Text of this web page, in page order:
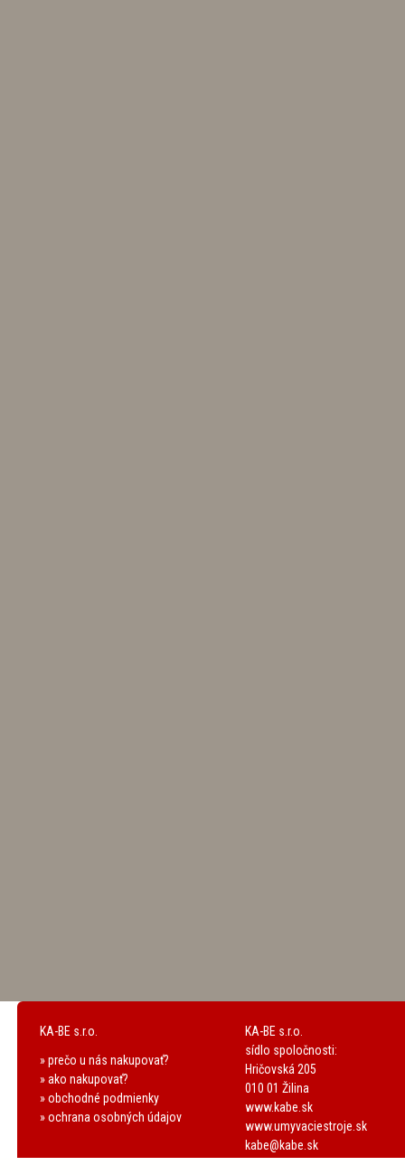
KA-BE s.r.o.
» prečo u nás nakupovať?
» ako nakupovať?
» obchodné podmienky
» ochrana osobných údajov
KA-BE s.r.o.
sídlo spoločnosti:
Hričovská 205
010 01 Žilina
www.kabe.sk
www.umyvaciestroje.sk
kabe@kabe.sk